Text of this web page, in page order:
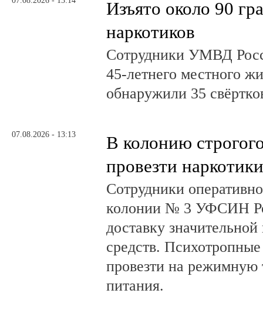
Изъято около 90
наркотиков
Сотрудники УМВД
45-летнего местного
обнаружили 35
07.08.2026 - 13:13
В колонию
провезти наркотики
Сотрудники
колонии № 3 УФСИН
доставку
средств.
провезти на режимную
питания.